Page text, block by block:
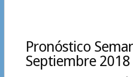
Pronóstico
Septiembre 2018